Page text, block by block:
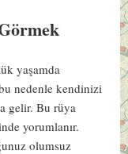
yaşamda
nedenle kendinizi
gelir. Bu rüya
yorumlanır.
olumsuz